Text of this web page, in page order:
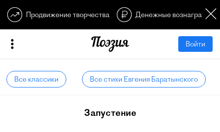
Продвижение творчества Денежные
Войти
Все классики Все стихи Евгения Баратынского
Запустение